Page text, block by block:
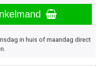
in huis of maandag direct